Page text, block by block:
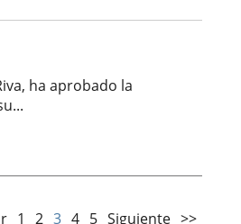
ha aprobado la
1 2 3 4 5 Siguiente >>